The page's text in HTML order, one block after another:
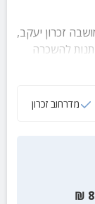
זכרון יעקב,
להשכרה
חצר עם פינת
מדרחוב זכרון
₪